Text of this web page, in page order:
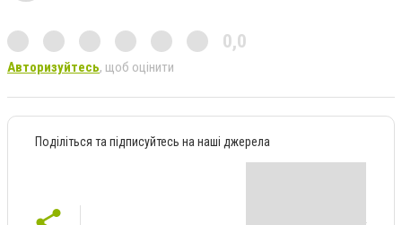
0,0
Авторизуйтесь, щоб оцінити
Поділіться та підписуйтесь на наші джерела